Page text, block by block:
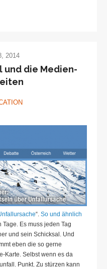
2014
und die Medien-
“. So und ähnlich
Es muss jeden Tag
und sein Schicksal. Und
eben die so gerne
Karte. Selbst wenn es da
Punkt. Zu stürzen kann